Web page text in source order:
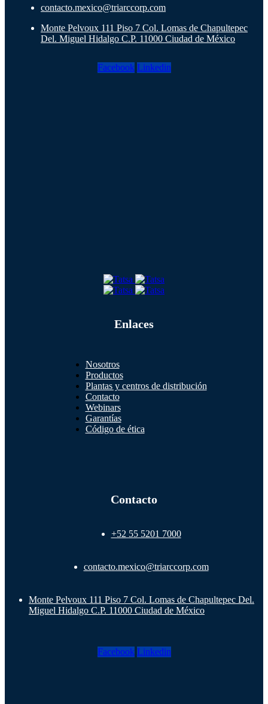
contacto.mexico@triarccorp.com
Monte Pelvoux 111 Piso 7 Col. Lomas de Chapultepec
Del. Miguel Hidalgo C.P. 11000 Ciudad de México
Facebook Linkedin
Enlaces
Nosotros
Productos
Plantas y centros de distribución
Contacto
Webinars
Garantías
Código de ética
Contacto
+52 55 5201 7000
contacto.mexico@triarccorp.com
Monte Pelvoux 111 Piso 7 Col. Lomas de Chapultepec Del.
Miguel Hidalgo C.P. 11000 Ciudad de México
Facebook Linkedin